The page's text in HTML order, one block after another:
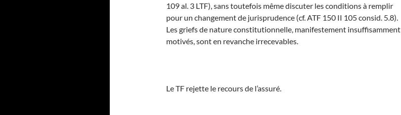
109 al. 3 LTF), sans toutefois même discuter les conditions à remplir
pour un changement de jurisprudence (cf. ATF 150 II 105 consid. 5.8).
Les griefs de nature constitutionnelle, manifestement insuffisamment
motivés, sont en revanche irrecevables.
Le TF rejette le recours de l’assuré.